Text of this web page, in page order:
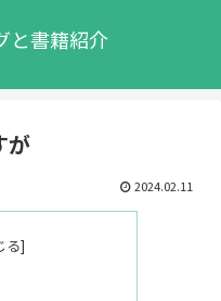
と書籍紹介
が
2024.02.11